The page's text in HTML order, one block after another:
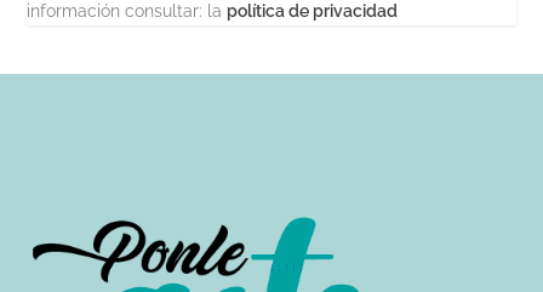
información consultar: la política de privacidad